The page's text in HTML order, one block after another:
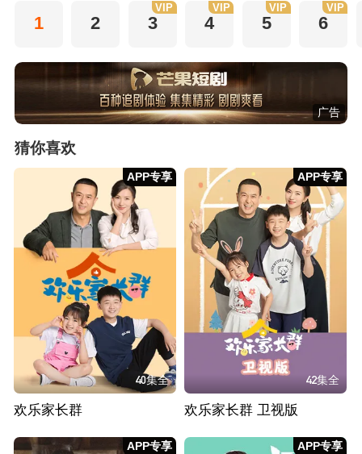
1 2 3
VIP
4
VIP
5
VIP
6
VIP
广告
猜你喜欢
APP专享
40集全
欢乐家长群
APP专享
42集全
欢乐家长群 卫视版
APP专享 APP专享